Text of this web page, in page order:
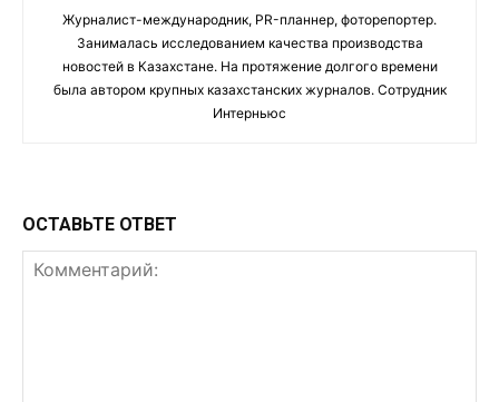
Журналист-международник, PR-планнер, фоторепортер.
Занималась исследованием качества производства
новостей в Казахстане. На протяжение долгого времени
была автором крупных казахстанских журналов. Сотрудник
Интерньюс
ОСТАВЬТЕ ОТВЕТ